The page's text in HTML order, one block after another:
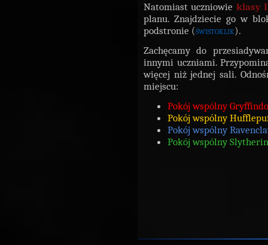
Natomiast uczniowie klasy
planu. Znajdziecie go w
podstronie (świstoklik).
Zachęcamy do
innymi uczniami.
więcej niż jednej sali.
miejscu:
Pokój wspólny
Pokój wspólny
Pokój wspólny
Pokój wspólny